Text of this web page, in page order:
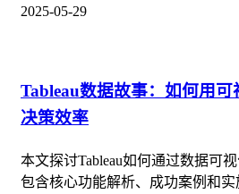
2025-05-29
Tableau数据故事：如何用
决策效率
本文探讨Tableau如何通过数据可
包含核心功能解析、成功案例和